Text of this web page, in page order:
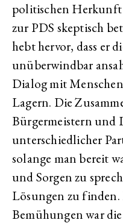
politischen
zur PDS skeptisch
hebt hervor, dass er
unüberwindbar
Dialog mit
Lagern. Die
Bürgermeistern und
unterschiedlicher
solange man bereit
und Sorgen zu
Lösungen zu
Bemühungen war